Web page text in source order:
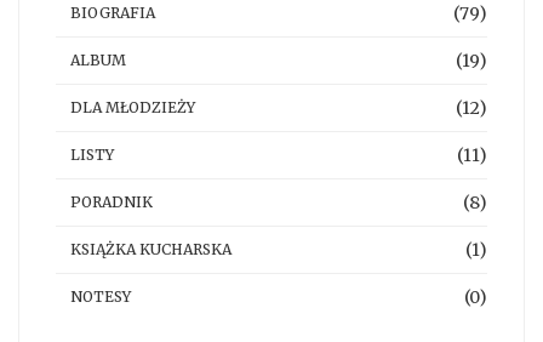
BIOGRAFIA (79)
ALBUM (19)
DLA MŁODZIEŻY (12)
LISTY (11)
PORADNIK (8)
KSIĄŻKA KUCHARSKA (1)
NOTESY (0)